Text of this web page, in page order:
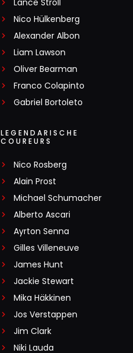
Nico Hülkenberg
Alexander Albon
Liam Lawson
Oliver Bearman
Franco Colapinto
Gabriel Bortoleto
LEGENDARISCHE
COUREURS
Nico Rosberg
Alain Prost
Michael Schumacher
Alberto Ascari
Ayrton Senna
Gilles Villeneuve
James Hunt
Jackie Stewart
Mika Häkkinen
Jos Verstappen
Jim Clark
Niki Lauda